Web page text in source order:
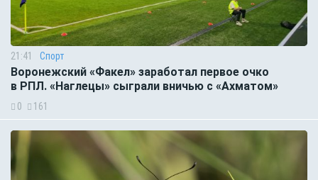
21:41 Спорт
Воронежский «Факел» заработал первое очко
в РПЛ. «Наглецы» сыграли вничью с «Ахматом»
0 161